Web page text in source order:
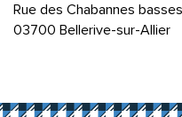
Rue des Chabannes basses
03700 Bellerive-sur-Allier